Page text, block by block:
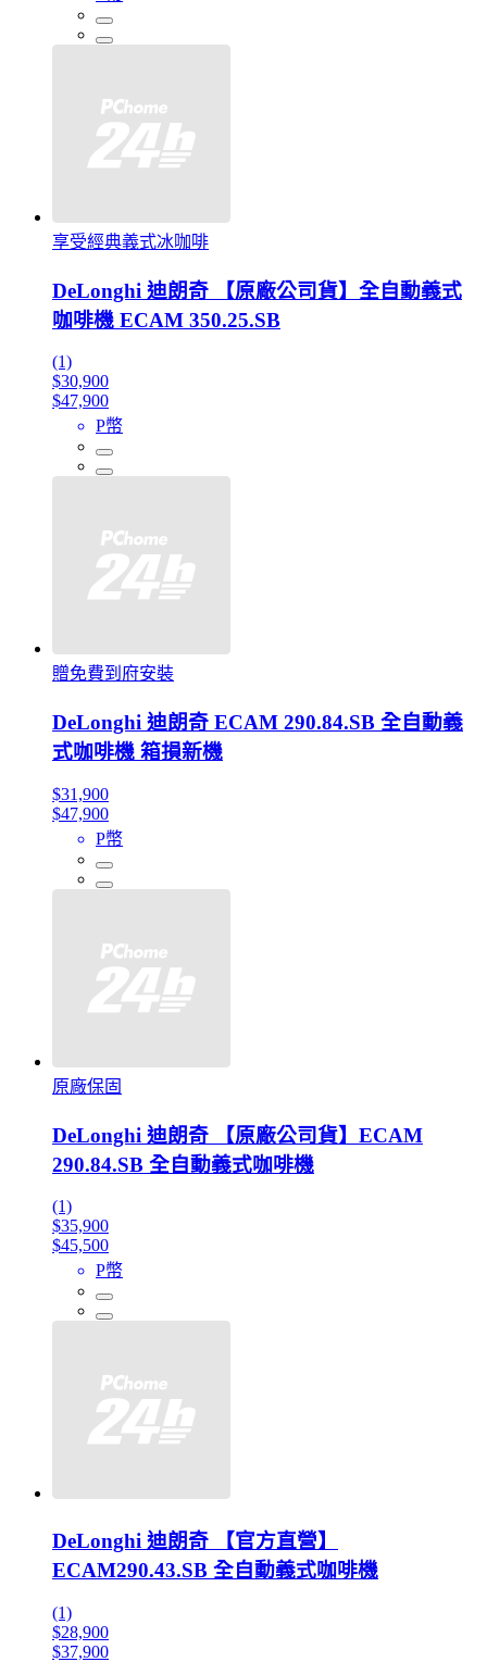
享受經典義式冰咖啡
DeLonghi 迪朗奇 【原廠公司貨】全自動義式
咖啡機 ECAM 350.25.SB
(1)
$30,900
$47,900
P幣
贈免費到府安裝
DeLonghi 迪朗奇 ECAM 290.84.SB 全自動義
式咖啡機 箱損新機
$31,900
$47,900
P幣
原廠保固
DeLonghi 迪朗奇 【原廠公司貨】ECAM
290.84.SB 全自動義式咖啡機
(1)
$35,900
$45,500
P幣
DeLonghi 迪朗奇 【官方直營】
ECAM290.43.SB 全自動義式咖啡機
(1)
$28,900
$37,900